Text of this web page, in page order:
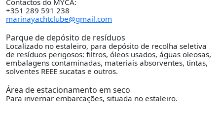
Contactos do MYCA:
+351 289 591 238
marinayachtclube@gmail.com
Parque de depósito de resíduos
Localizado no estaleiro, para depósito de recolha seletiva
de resíduos perigosos: filtros, óleos usados, águas oleosas,
embalagens contaminadas, materiais absorventes, tintas,
solventes REEE sucatas e outros.
Área de estacionamento em seco
Para invernar embarcações, situada no estaleiro.